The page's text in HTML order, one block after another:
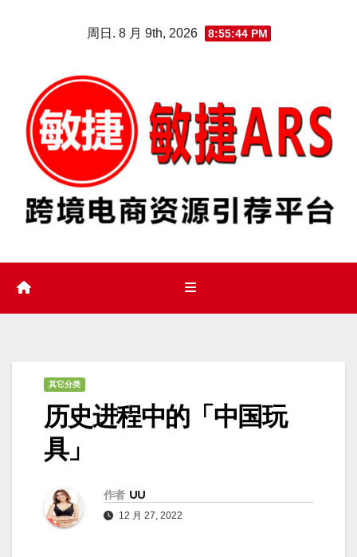
周日. 8 月 9th, 2026 8:55:45 PM
其它分类
历史进程中的「中国玩
具」
作者 UU
12 月 27, 2022